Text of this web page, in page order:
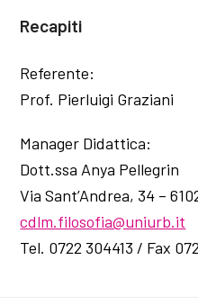
Recapiti
Referente:
Prof. Pierluigi Graziani
Manager Didattica:
Dott.ssa Anya Pellegrin
Via Sant’Andrea, 34 –
cdlm.filosofia@uniurb.it
Tel. 0722 304413 / Fax